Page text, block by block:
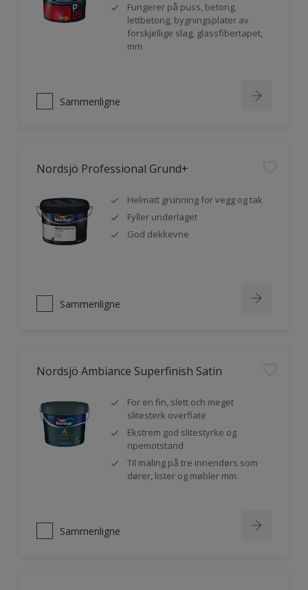
Fungerer på puss, betong,
lettbetong, bygningsplater av
forskjellige slag, glassfibertapet,
mm
Sammenligne
Nordsjö Professional Grund+
Helmatt grunning for vegg og tak
Fyller underlaget
God dekkevne
Sammenligne
Nordsjö Ambiance Superfinish Satin
For en fin, slett och meget
slitesterk overflate
Ekstrem god slitestyrke og
ripemotstand
Til maling på tre innendørs som
dører, lister og møbler mm.
Sammenligne